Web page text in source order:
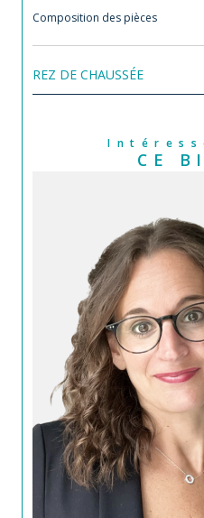
Composition des pièces
REZ DE CHAUSSÉE
CE